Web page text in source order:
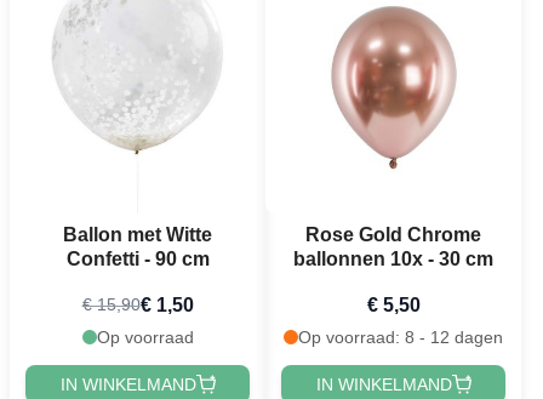
Ballon met Witte
Confetti - 90 cm
€ 15,90€ 1,50
Op voorraad
IN WINKELMAND
Rose Gold Chrome
ballonnen 10x - 30 cm
€ 5,50
Op voorraad: 8 - 12 dagen
IN WINKELMAND